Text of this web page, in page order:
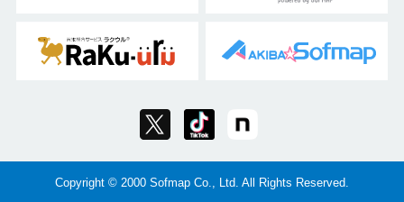
Copyright © 2000 Sofmap Co., Ltd. All Rights Reserved.